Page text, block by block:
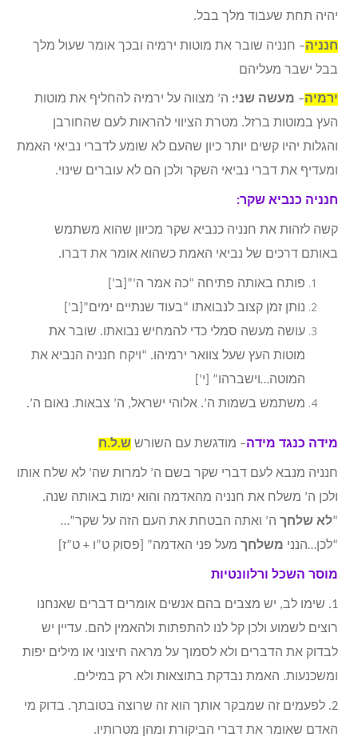
יהיה תחת שעבוד מלך בבל.
חנניה– חנניה שובר את מוטות ירמיה ובכך אומר שעול מלך
בבל ישבר מעליהם
ירמיה– מעשה שני: ה’ מצווה על ירמיה להחליף את מוטות
העץ במוטות ברזל. מטרת הציווי להראות לעם שהחורבן
והגלות יהיו קשים יותר כיון שהעם לא שומע לדברי נביאי האמת
ומעדיף את דברי נביאי השקר ולכן הם לא עוברים שינוי.
חנניה כנביא שקר:
קשה לזהות את חנניה כנביא שקר מכיוון שהוא משתמש
באותם דרכים של נביאי האמת כשהוא אומר את דברו.
פותח באותה פתיחה “כה אמר ה’”[ב’]
נותן זמן קצוב לנבואתו “בעוד שנתיים ימים”[ב’]
עושה מעשה סמלי כדי להמחיש נבואתו. שובר את
מוטות העץ שעל צוואר ירמיהו. “ויקח חנניה הנביא את
המוטה…וישברהו” [י’]
משתמש בשמות ה’. אלוהי ישראל, ה’ צבאות. נאום ה’.
מידה כנגד מידה– מודגשת עם השורש ש.ל.ח
חנניה מנבא לעם דברי שקר בשם ה’ למרות שה’ לא שלח אותו
ולכן ה’ משלח את חנניה מהאדמה והוא ימות באותה שנה.
“לא שלחך ה’ ואתה הבטחת את העם הזה על שקר”…
“לכן…הנני משלחך מעל פני האדמה” [פסוק ט”ו + ט”ז]
מוסר השכל ורלוונטיות
1. שימו לב, יש מצבים בהם אנשים אומרים דברים שאנחנו
רוצים לשמוע ולכן קל לנו להתפתות ולהאמין להם. עדיין יש
לבדוק את הדברים ולא לסמוך על מראה חיצוני או מילים יפות
ומשכנעות. האמת נבדקת בתוצאות ולא רק במילים.
2. לפעמים זה שמבקר אותך הוא זה שרוצה בטובתך. בדוק מי
האדם שאומר את דברי הביקורת ומהן מטרותיו.